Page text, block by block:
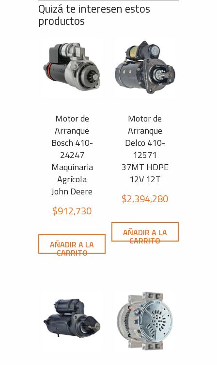
Quizá te interesen estos
productos
Motor de
Arranque
Bosch 410-
24247
Maquinaria
Agrícola
John Deere
$912,730
AÑADIR A LA
CARRITO
Motor de
Arranque
Delco 410-
12571
37MT HDPE
12V 12T
$2,394,280
AÑADIR A LA
CARRITO